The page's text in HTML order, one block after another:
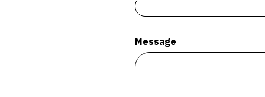
Message